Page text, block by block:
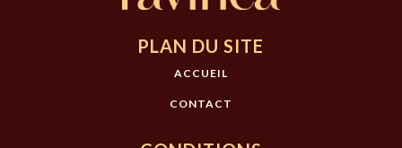
PLAN DU SITE
ACCUEIL
CONTACT